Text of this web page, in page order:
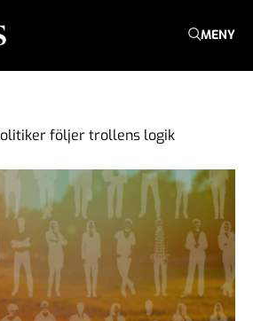
MENY
följer trollens logik